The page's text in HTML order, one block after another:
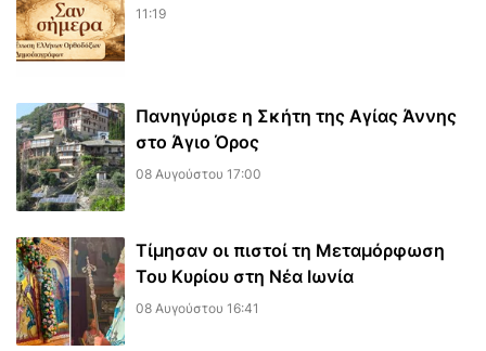
11:19
Πανηγύρισε η Σκήτη της Αγίας Άννης
στο Άγιο Όρος
08 Αυγούστου 17:00
Τίμησαν οι πιστοί τη Μεταμόρφωση
Του Κυρίου στη Νέα Ιωνία
08 Αυγούστου 16:41